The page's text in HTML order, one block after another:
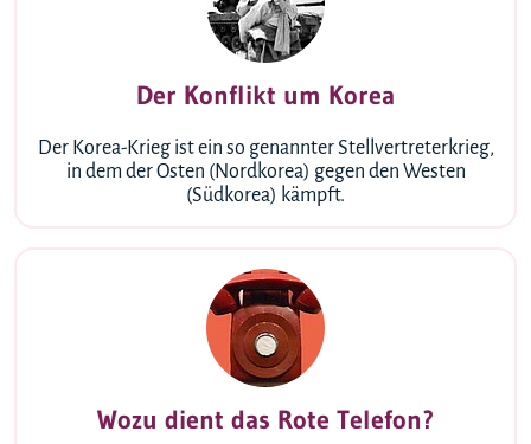
Der Konflikt um Korea
Der Korea-Krieg ist ein so genannter Stellvertreterkrieg,
in dem der Osten (Nordkorea) gegen den Westen
(Südkorea) kämpft.
Wozu dient das Rote Telefon?